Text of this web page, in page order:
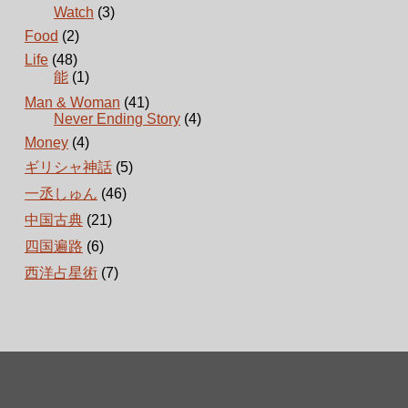
Watch (3)
Food (2)
Life (48)
能 (1)
Man & Woman (41)
Never Ending Story (4)
Money (4)
ギリシャ神話 (5)
一丞しゅん (46)
中国古典 (21)
四国遍路 (6)
西洋占星術 (7)